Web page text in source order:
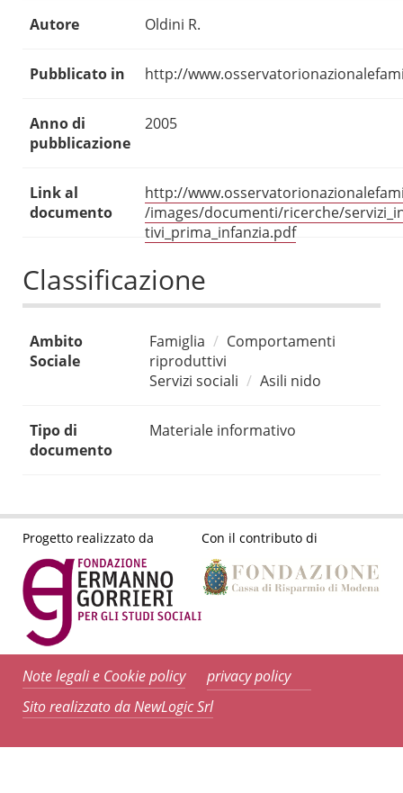
Autore Oldini R.
Pubblicato in http://
Anno di
pubblicazione
2005
Link al
documento
http://
/images/documenti/ricerche/
tivi_prima_infanzia.pdf
Classificazione
Ambito
Sociale
Famiglia
Comportamenti
riproduttivi
Servizi sociali
Asili nido
Tipo di
documento
Materiale informativo
Progetto realizzato da Con il contributo di
Note legali e Cookie policy
privacy policy
Sito realizzato da NewLogic Srl